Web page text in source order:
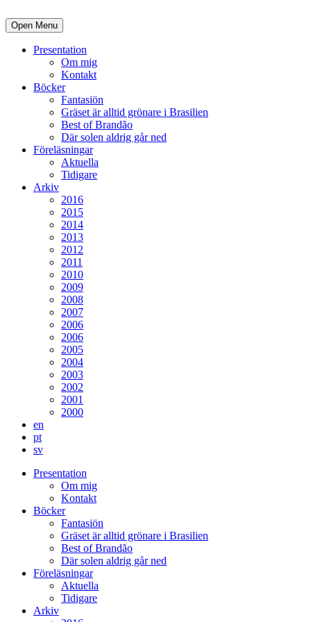
Open Menu
Presentation
Om mig
Kontakt
Böcker
Fantasiön
Gräset är alltid grönare i Brasilien
Best of Brandão
Där solen aldrig går ned
Föreläsningar
Aktuella
Tidigare
Arkiv
2016
2015
2014
2013
2012
2011
2010
2009
2008
2007
2006
2006
2005
2004
2003
2002
2001
2000
en
pt
sv
Presentation
Om mig
Kontakt
Böcker
Fantasiön
Gräset är alltid grönare i Brasilien
Best of Brandão
Där solen aldrig går ned
Föreläsningar
Aktuella
Tidigare
Arkiv